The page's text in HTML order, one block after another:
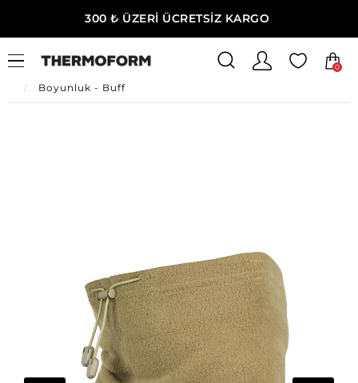
300 ₺ ÜZERİ ÜCRETSİZ KARGO
0
Ana Sayfa
Erkek Termal Aksesuar
Boyunluk - Buff